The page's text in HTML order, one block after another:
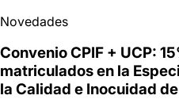
Novedades
Convenio CPIF + UCP:
matriculados en la
la Calidad e Inocuidad